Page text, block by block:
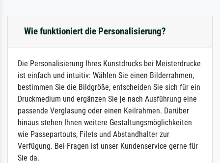
Wie funktioniert die Personalisierung?
Die Personalisierung Ihres Kunstdrucks bei Meisterdrucke
ist einfach und intuitiv: Wählen Sie einen Bilderrahmen,
bestimmen Sie die Bildgröße, entscheiden Sie sich für ein
Druckmedium und ergänzen Sie je nach Ausführung eine
passende Verglasung oder einen Keilrahmen. Darüber
hinaus stehen Ihnen weitere Gestaltungsmöglichkeiten
wie Passepartouts, Filets und Abstandhalter zur
Verfügung. Bei Fragen ist unser Kundenservice gerne für
Sie da.